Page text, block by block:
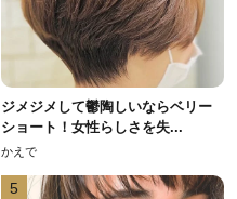
ジメジメして鬱陶しいならベリー
ショート！女性らしさを失...
かえで
5